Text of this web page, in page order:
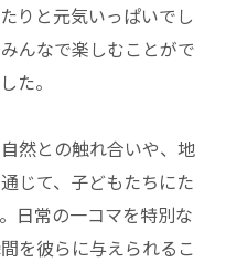
りと元気いっぱいでし
んなで楽しむことがで
た。
然との触れ合いや、地
じて、子どもたちにた
日常の一コマを特別な
を彼らに与えられるこ